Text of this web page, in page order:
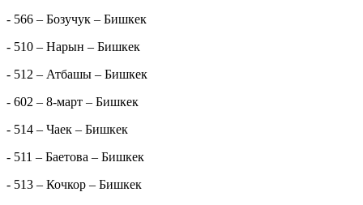
- 566 – Бозучук – Бишкек
- 510 – Нарын – Бишкек
- 512 – Атбашы – Бишкек
- 602 – 8-март – Бишкек
- 514 – Чаек – Бишкек
- 511 – Баетова – Бишкек
- 513 – Кочкор – Бишкек